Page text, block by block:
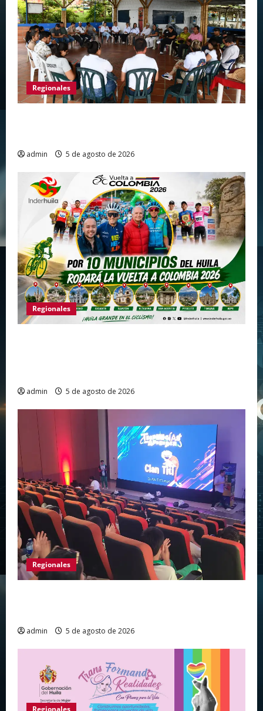
Regionales
admin 5 de agosto de 2026
Regionales
admin 5 de agosto de 2026
Regionales
admin 5 de agosto de 2026